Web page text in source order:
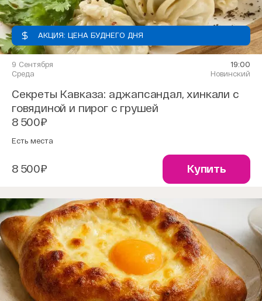
АКЦИЯ: ЦЕНА БУДНЕГО ДНЯ
9 Сентября
Среда
19:00
Новинский
Секреты Кавказа: аджапсандал, хинкали с
говядиной и пирог с грушей
8 500₽
Есть места
8 500₽ Купить